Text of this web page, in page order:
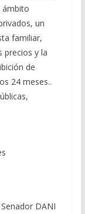
ámbito
un
familiar,
precios y la
de
24 meses..
DANI